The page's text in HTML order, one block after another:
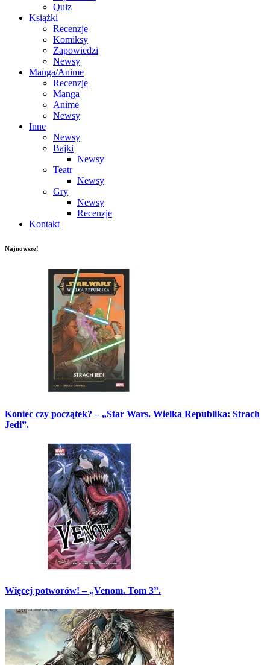
Quiz
Książki
Recenzje
Komiksy
Zapowiedzi
Newsy
Manga/Anime
Recenzje
Manga
Anime
Newsy
Inne
Newsy
Bajki
Newsy
Teatr
Newsy
Gry
Newsy
Recenzje
Kontakt
Najnowsze!
Koniec czy początek? – „Star Wars. Wielka Republika: Strach
Jedi”.
Więcej potworów! – „Venom. Tom 3”.